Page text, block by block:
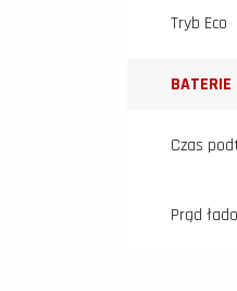
Tryb Eco
BATERIE
Czas
Prąd